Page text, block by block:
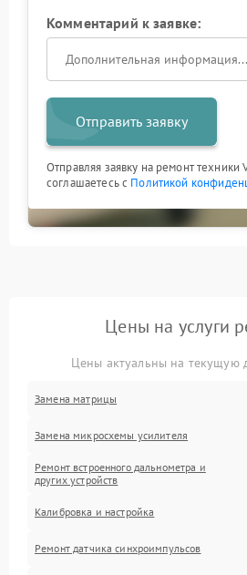
Комментарий к заявке:
Отправить заявку
Отправляя заявку на ремонт техники
соглашаетесь с Политикой
Цены на услуги
Цены актуальны на текущую
Замена матрицы
Замена микросхемы усилителя
Ремонт встроенного дальнометра и
других устройств
Калибровка и настройка
Ремонт датчика синхроимпульсов